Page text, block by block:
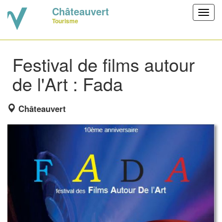
Châteauvert
Tourisme
Festival de films autour
de l'Art : Fada
Châteauvert